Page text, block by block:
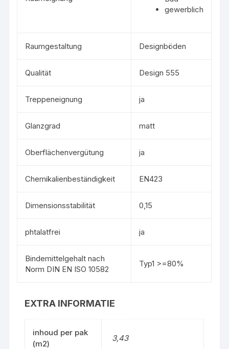
gewerblich
Raumgestaltung Designböden
Qualität Design 555
Treppeneignung ja
Glanzgrad matt
Oberflächenvergütung ja
Chemikalienbeständigkeit EN423
Dimensionsstabilität 0,15
phtalatfrei ja
Bindemittelgehalt nach
Norm DIN EN ISO 10582
Typ1 >=80%
EXTRA INFORMATIE
inhoud per pak
(m2)
3,43